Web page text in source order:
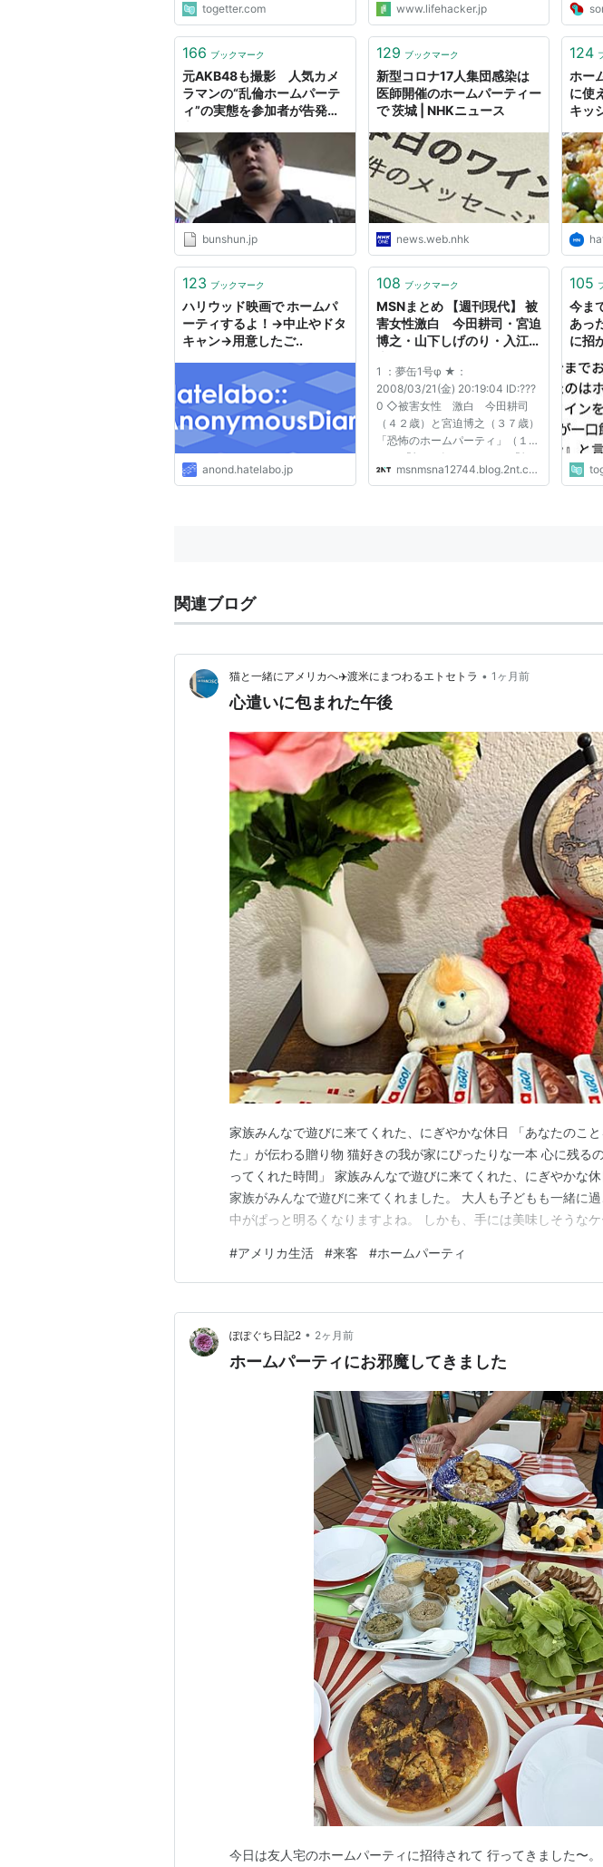
togetter.com www.lifehacker.jp
166 ブックマーク
元AKB48も撮影 人気カメ
ラマンの“乱倫ホームパーテ
ィ”の実態を参加者が告発！ |
bunshun.jp
129 ブックマーク
新型コロナ17人集団感染は
医師開催のホームパーティー
で 茨城 | NHKニュース
news.web.nhk
124
ホー
に使
キッ
123 ブックマーク
ハリウッド映画で ホームパ
ーティするよ！→中止やドタ
キャン→用意したご..
anond.hatelabo.jp
108 ブックマーク
MSNまとめ 【週刊現代】 被
害女性激白 今田耕司・宮迫
博之・山下しげのり・入江慎
パーティ”★37
1 ：夢缶1号φ ★：
2008/03/21(金) 20:19:04 ID:???
0 ◇被害女性 激白 今田耕司
（４２歳）と宮迫博之（３７歳）
「恐怖のホームパーティ」（１／
４） 「頬をビンタされた」「無
理やり下着を…」「気取りやがっ
msnmsna12744.blog.2nt.com
105
今ま
あっ
に招
『お
目の
関連ブログ
猫と一緒にアメリカへ✈️渡米にまつわるエトセトラ • 1ヶ月前
心遣いに包まれた午後
家族みんなで遊びに来てくれた、にぎやかな休日 「あなたのこ
た」が伝わる贈り物 猫好きの我が家にぴったりな一本 心に残る
ってくれた時間」 家族みんなで遊びに来てくれた、にぎやかな
家族がみんなで遊びに来てくれました。 大人も子どもも一緒に
中がぱっと明るくなりますよね。 しかも、手には美味しそうな
なりました。 わが家の冷凍庫からは、先日コストコで見つけた不
を一緒に。 ケーキとシューアイスを囲んで、おしゃべ…
#アメリカ生活 #来客 #ホームパーティ
ぽぽぐち日記2 • 2ヶ月前
ホームパーティにお邪魔してきました
今日は友人宅のホームパーティに招待されて 行ってきました〜